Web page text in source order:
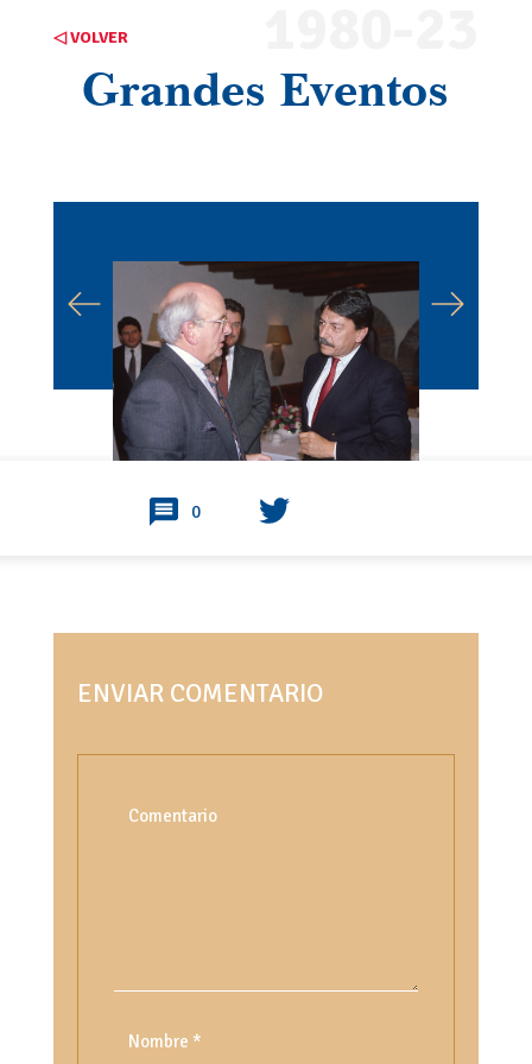
◁ VOLVER
Grandes Eventos
0
ENVIAR COMENTARIO